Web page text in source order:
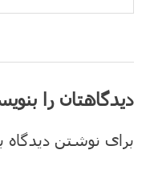
دیدگاهتان را
برای نوشتن دیدگاه